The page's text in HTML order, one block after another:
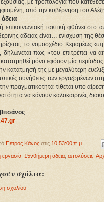
με τροπολογία που
από την κυβέρνηση του
επικοινωνιακή τακτική φθάνει
άδειας είναι… ενίσχυση της
το νομοσχέδιο Κεραμέως
δηλώνεται πως «του επιτρέπει να
μόνο εφόσον μία
κατάτμησή της με μεγαλύτερη
συνήθειες των εργαζομένων
πραγματικότητα τίθεται υπό
να κάνουν καλοκαιρινές
Πέτρος Κάνος στις 10:53:00 π.μ.
15νθήμερη άδεια απολύσεις
σχόλια:
σχολίου